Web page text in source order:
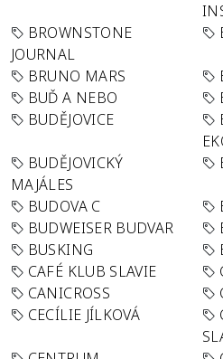
BROWNSTONE
JOURNAL
BRUNO MARS
BUĎ A NEBO
BUDĚJOVICE
BUDĚJOVICKÝ
MAJÁLES
BUDOVA C
BUDWEISER BUDVAR
BUSKING
CAFÉ KLUB SLAVIE
CANICROSS
CECÍLIE JÍLKOVÁ